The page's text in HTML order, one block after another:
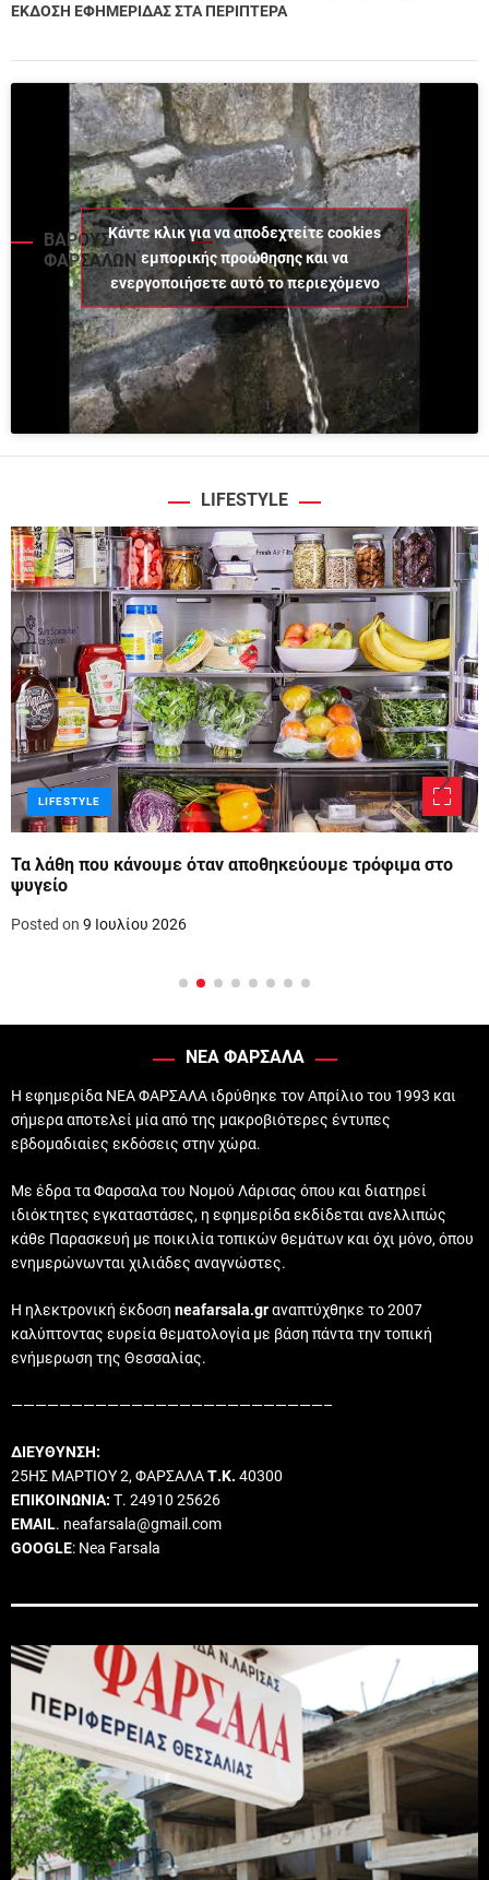
ΕΚΔΟΣΗ ΕΦΗΜΕΡΙΔΑΣ ΣΤΑ ΠΕΡΙΠΤΕΡΑ
ΒΑΡΟΥΣΙ
ΦΑΡΣΑΛΩΝ
Κάντε κλικ για να αποδεχτείτε cookies
εμπορικής προώθησης και να
ενεργοποιήσετε αυτό το περιεχόμενο
LIFESTYLE
LIFESTYLE
Τα λάθη που κάνουμε όταν αποθηκεύουμε τρόφιμα στο
ψυγείο
Posted on 9 Ιουλίου 2026
ΝΕΑ ΦΑΡΣΑΛΑ
Η εφημερίδα ΝΕΑ ΦΑΡΣΑΛΑ ιδρύθηκε τον Απρίλιο του 1993 και
σήμερα αποτελεί μία από της μακροβιότερες έντυπες
εβδομαδιαίες εκδόσεις στην χώρα.
Με έδρα τα Φαρσαλα του Νομού Λάρισας όπου και διατηρεί
ιδιόκτητες εγκαταστάσες, η εφημερίδα εκδίδεται ανελλιπώς
κάθε Παρασκευή με ποικιλία τοπικών θεμάτων και όχι μόνο, όπου
ενημερώνωνται χιλιάδες αναγνώστες.
Η ηλεκτρονική έκδοση neafarsala.grαναπτύχθηκε το 2007
καλύπτοντας ευρεία θεματολογία με βάση πάντα την τοπική
ενήμερωση της Θεσσαλίας.
——————————————————————————–
ΔΙΕΥΘΥΝΣΗ:
25ΗΣ ΜΑΡΤΙΟΥ 2, ΦΑΡΣΑΛΑΤ.Κ. 40300
ΕΠΙΚΟΙΝΩΝΙΑ: Τ. 24910 25626
EMAIL. neafarsala@gmail.com
GOOGLE: Nea Farsala